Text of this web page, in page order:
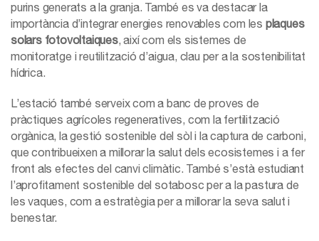
purins generats a la granja. També es va destacar la
importància d’integrar energies renovables com les plaques
solars fotovoltaiques, així com els sistemes de
monitoratge i reutilització d’aigua, clau per a la sostenibilitat
hídrica.
L’estació també serveix com a banc de proves de
pràctiques agrícoles regeneratives, com la fertilització
orgànica, la gestió sostenible del sòl i la captura de carboni,
que contribueixen a millorar la salut dels ecosistemes i a fer
front als efectes del canvi climàtic. També s’està estudiant
l’aprofitament sostenible del sotabosc per a la pastura de
les vaques, com a estratègia per a millorar la seva salut i
benestar.